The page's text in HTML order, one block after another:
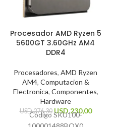
Procesador AMD Ryzen 5
5600GT 3.60GHz AM4
DDR4
Procesadores, AMD Ryzen
AM4, Computacion &
Electronica, Componentes,
Hardware
USD276,30 USD230,00
Código SKU100-